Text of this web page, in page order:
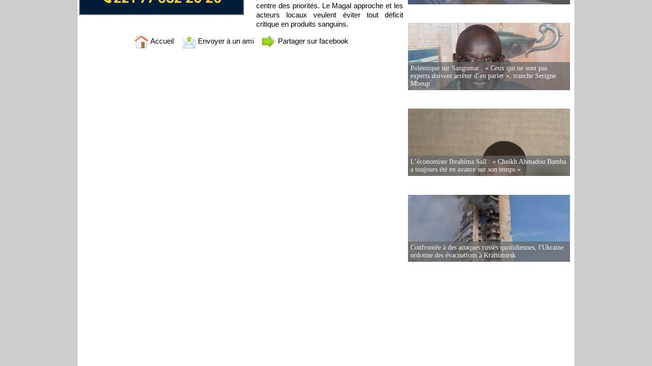
centre des priorités. Le Magal approche et les
acteurs locaux veulent éviter tout déficit
critique en produits sanguins.
Accueil Envoyer à un ami Partager sur facebook
Polémique sur Sangomar : « Ceux qui ne sont pas
experts doivent arrêter d’en parler », tranche Serigne
Mboup
L’économiste Ibrahima Sall : « Cheikh Ahmadou Bamba
a toujours été en avance sur son temps »
Confrontée à des attaques russes quotidiennes, l'Ukraine
ordonne des évacuations à Kramatorsk